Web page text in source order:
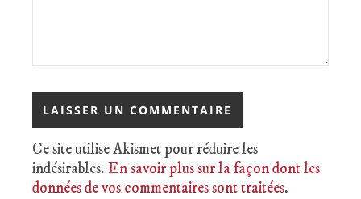
Ce site utilise Akismet pour réduire les
indésirables. En savoir plus sur la façon dont les
données de vos commentaires sont traitées.